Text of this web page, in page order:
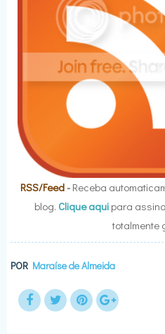
RSS/Feed- Receba
blog. Clique aquipara
totalmente
POR Maraíse de Almeida